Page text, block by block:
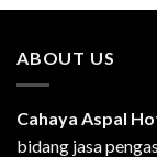
ABOUT US
Cahaya Aspal
bidang jasa